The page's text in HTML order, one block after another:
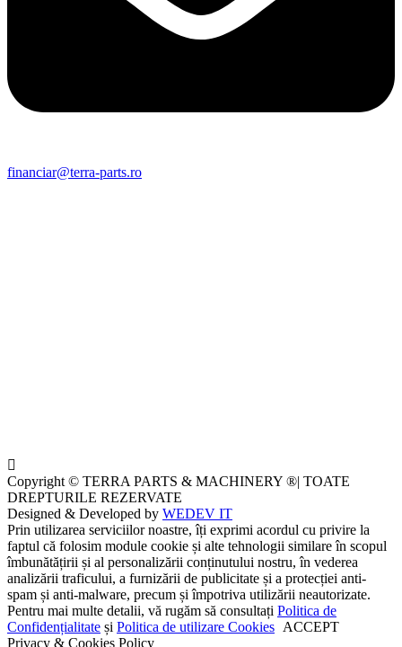
financiar@terra-parts.ro
Copyright © TERRA PARTS & MACHINERY ®| TOATE
DREPTURILE REZERVATE
Designed & Developed by WEDEV IT
Prin utilizarea serviciilor noastre, îți exprimi acordul cu privire la
faptul că folosim module cookie și alte tehnologii similare în scopul
îmbunătățirii și al personalizării conținutului nostru, în vederea
analizării traficului, a furnizării de publicitate și a protecției anti-
spam și anti-malware, precum și împotriva utilizării neautorizate.
Pentru mai multe detalii, vă rugăm să consultați Politica de
Confidențialitate și Politica de utilizare Cookies ACCEPT
Privacy & Cookies Policy